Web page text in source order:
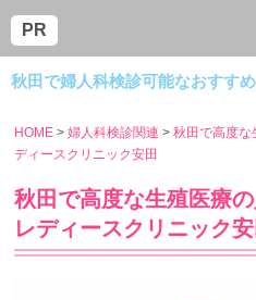
秋田で婦人科検診可能なおすす
PR
menu
HOME 婦人科検診関連
秋田で高度な
ディースクリニック安田
秋田で高度な生殖医療
レディースクリニック安